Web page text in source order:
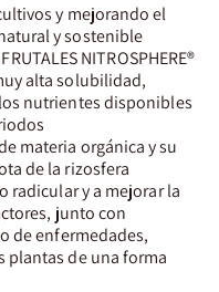
y mejorando el
y sostenible
NITROSPHERE®
alta solubilidad,
nutrientes disponibles
materia orgánica y su
de la rizosfera
radicular y a mejorar la
junto con
de enfermedades,
plantas de una forma